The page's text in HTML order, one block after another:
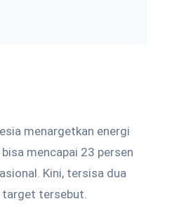
menargetkan energi
mencapai 23 persen
Kini, tersisa dua
target tersebut.